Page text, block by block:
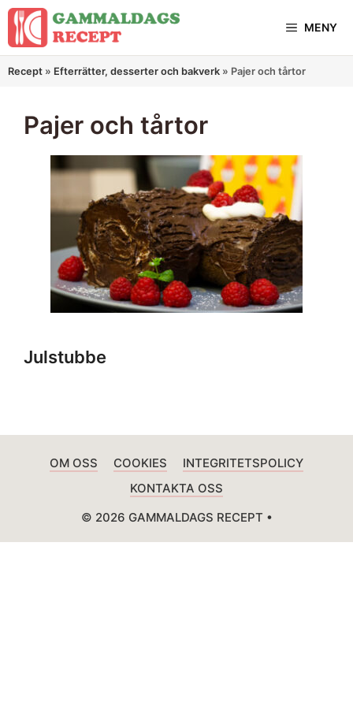
Hoppa
innehåll
MENY
Recept » Efterrätter, desserter och bakverk » Pajer och tårtor
Pajer och tårtor
Julstubbe
OM OSS COOKIES
INTEGRITETSPOLICY
KONTAKTA OSS
© 2026 GAMMALDAGS RECEPT •